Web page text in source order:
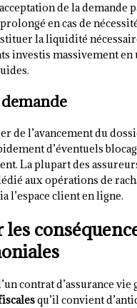
de la demande
en cas de
la liquidité
investis massivement en
de l’avancement du
d’éventuels
La plupart des
aux opérations de
l’espace client en ligne.
contrat d’assurance vie
qu’il convient